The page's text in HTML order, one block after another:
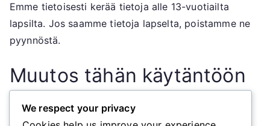
Emme tietoisesti kerää tietoja alle 13-vuotiailta
lapsilta. Jos saamme tietoja lapselta, poistamme ne
pyynnöstä.
Muutos tähän käytäntöön
Pidätämme oikeuden muuttaa tätä
We respect your privacy